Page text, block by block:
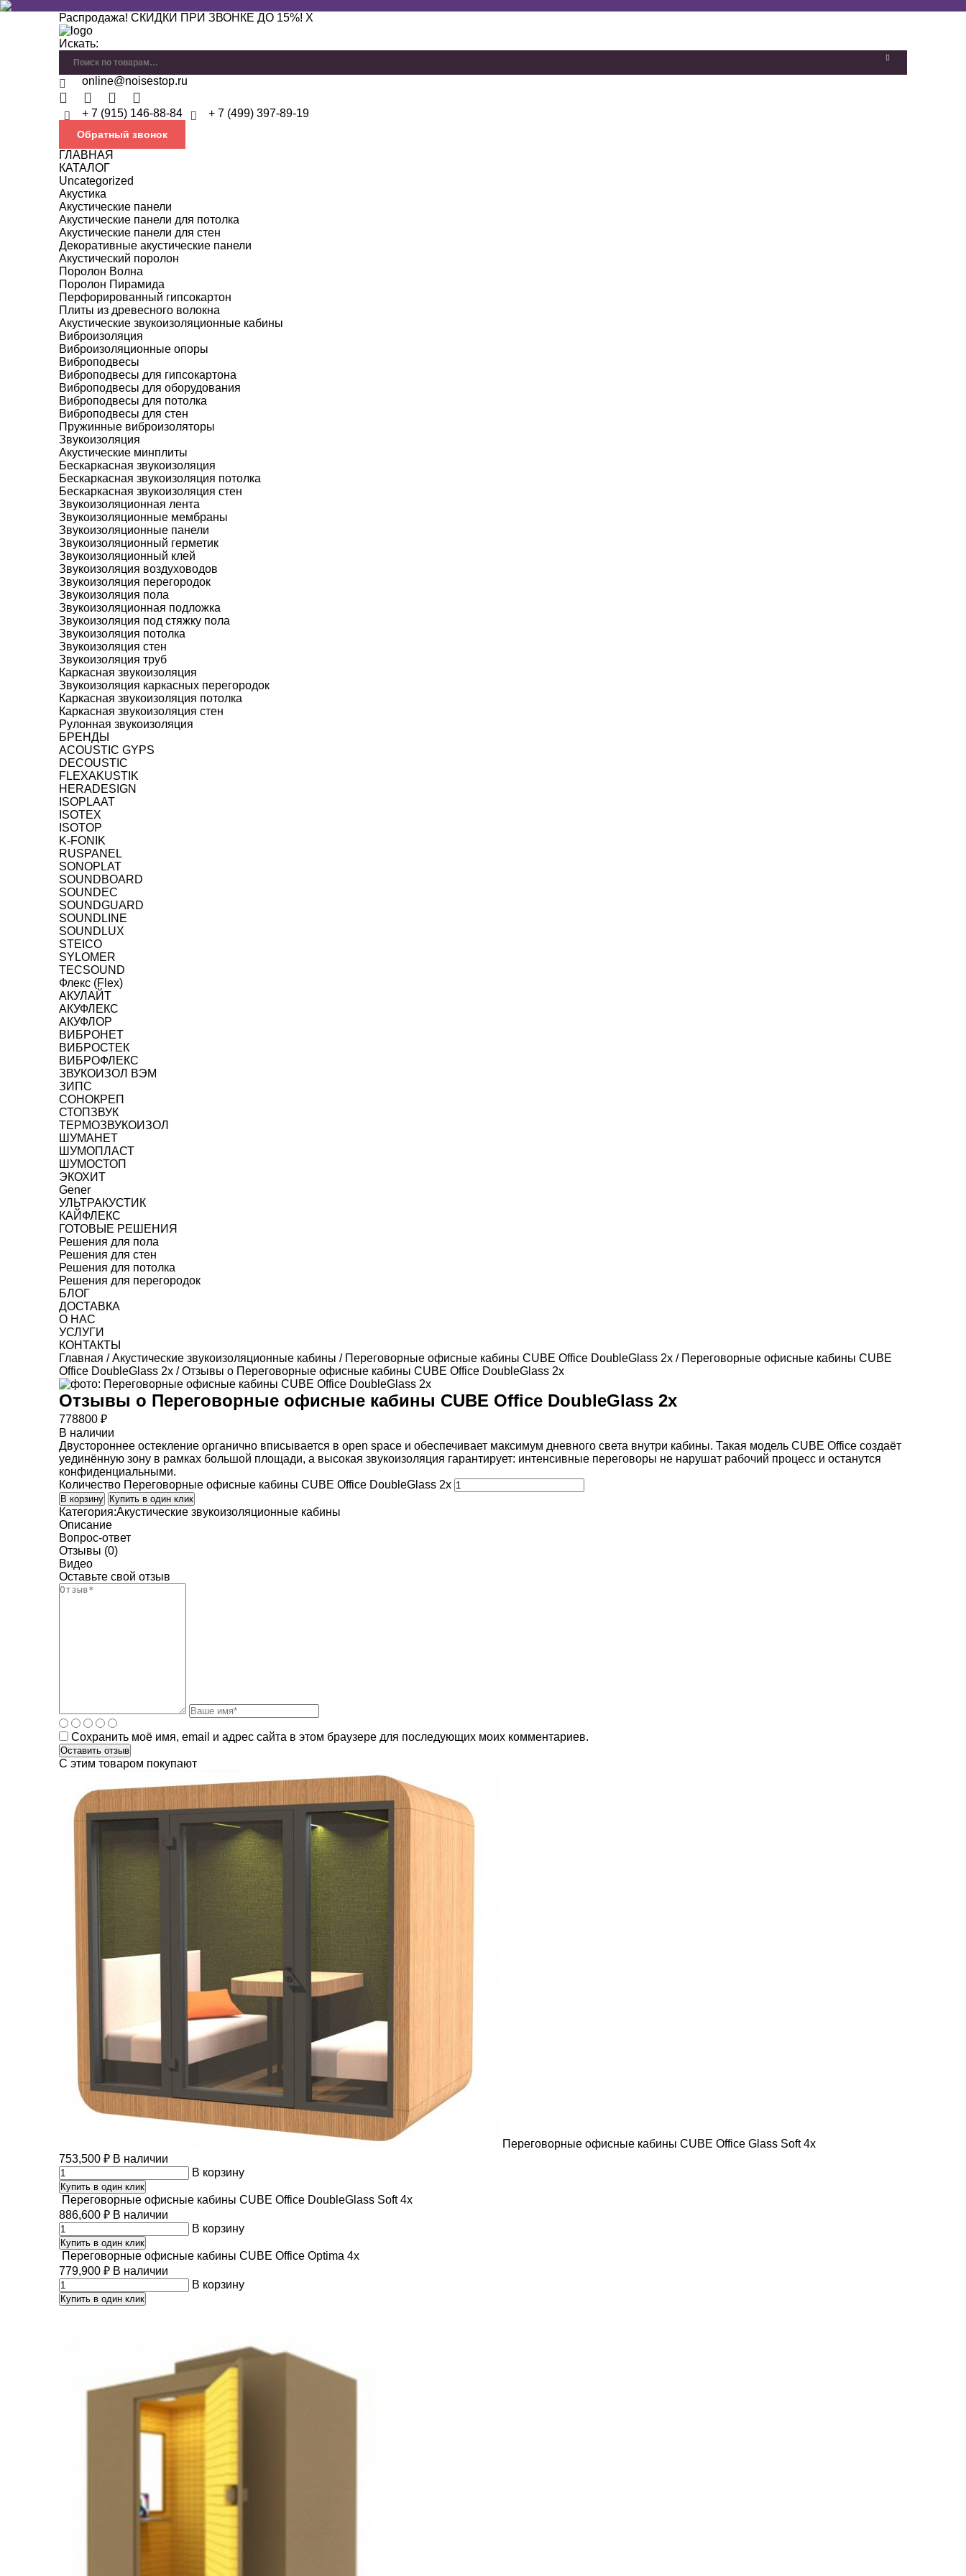
Распродажа! СКИДКИ ПРИ ЗВОНКЕ ДО 15%! X
Искать:
online@noisestop.ru
+ 7 (915) 146-88-84 + 7 (499) 397-89-19
Обратный звонок
ГЛАВНАЯ
КАТАЛОГ
Uncategorized
Акустика
Акустические панели
Акустические панели для потолка
Акустические панели для стен
Декоративные акустические панели
Акустический поролон
Поролон Волна
Поролон Пирамида
Перфорированный гипсокартон
Плиты из древесного волокна
Акустические звукоизоляционные кабины
Виброизоляция
Виброизоляционные опоры
Виброподвесы
Виброподвесы для гипсокартона
Виброподвесы для оборудования
Виброподвесы для потолка
Виброподвесы для стен
Пружинные виброизоляторы
Звукоизоляция
Акустические минплиты
Бескаркасная звукоизоляция
Бескаркасная звукоизоляция потолка
Бескаркасная звукоизоляция стен
Звукоизоляционная лента
Звукоизоляционные мембраны
Звукоизоляционные панели
Звукоизоляционный герметик
Звукоизоляционный клей
Звукоизоляция воздуховодов
Звукоизоляция перегородок
Звукоизоляция пола
Звукоизоляционная подложка
Звукоизоляция под стяжку пола
Звукоизоляция потолка
Звукоизоляция стен
Звукоизоляция труб
Каркасная звукоизоляция
Звукоизоляция каркасных перегородок
Каркасная звукоизоляция потолка
Каркасная звукоизоляция стен
Рулонная звукоизоляция
БРЕНДЫ
ACOUSTIC GYPS
DECOUSTIC
FLEXAKUSTIK
HERADESIGN
ISOPLAAT
ISOTEX
ISOTOP
K-FONIK
RUSPANEL
SONOPLAT
SOUNDBOARD
SOUNDEC
SOUNDGUARD
SOUNDLINE
SOUNDLUX
STEICO
SYLOMER
TECSOUND
Флекс (Flex)
АКУЛАЙТ
АКУФЛЕКС
АКУФЛОР
ВИБРОНЕТ
ВИБРОСТЕК
ВИБРОФЛЕКС
ЗВУКОИЗОЛ ВЭМ
ЗИПС
СОНОКРЕП
СТОПЗВУК
ТЕРМОЗВУКОИЗОЛ
ШУМАНЕТ
ШУМОПЛАСТ
ШУМОСТОП
ЭКОХИТ
Gener
УЛЬТРАКУСТИК
КАЙФЛЕКС
ГОТОВЫЕ РЕШЕНИЯ
Решения для пола
Решения для стен
Решения для потолка
Решения для перегородок
БЛОГ
ДОСТАВКА
О НАС
УСЛУГИ
КОНТАКТЫ
Главная /Акустические звукоизоляционные кабины / Переговорные офисные кабины CUBE Office DoubleGlass 2x / Переговорные офисные кабины CUBE
Office DoubleGlass 2x / Отзывы о Переговорные офисные кабины CUBE Office DoubleGlass 2x
Отзывы о Переговорные офисные кабины CUBE Office DoubleGlass 2x
778800 ₽
В наличии
Двустороннее остекление органично вписывается в open space и обеспечивает максимум дневного света внутри кабины. Такая модель CUBE Office создаёт
уединённую зону в рамках большой площади, а высокая звукоизоляция гарантирует: интенсивные переговоры не нарушат рабочий процесс и останутся
конфиденциальными.
Количество Переговорные офисные кабины CUBE Office DoubleGlass 2x
В корзину Купить в один клик
Категория:Акустические звукоизоляционные кабины
Описание
Вопрос-ответ
Отзывы (0)
Видео
Оставьте свой отзыв
Сохранить моё имя, email и адрес сайта в этом браузере для последующих моих комментариев.
C этим товаром покупают
Переговорные офисные кабины CUBE Office Glass Soft 4x
753,500 ₽ В наличии
В корзину
Купить в один клик
Переговорные офисные кабины CUBE Office DoubleGlass Soft 4x
886,600 ₽ В наличии
В корзину
Купить в один клик
Переговорные офисные кабины CUBE Office Optima 4x
779,900 ₽ В наличии
В корзину
Купить в один клик